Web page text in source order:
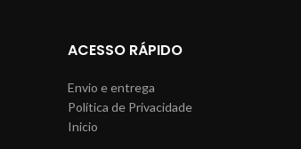
ACESSO RÁPIDO
Envio e entrega
Política de Privacidade
Inicio